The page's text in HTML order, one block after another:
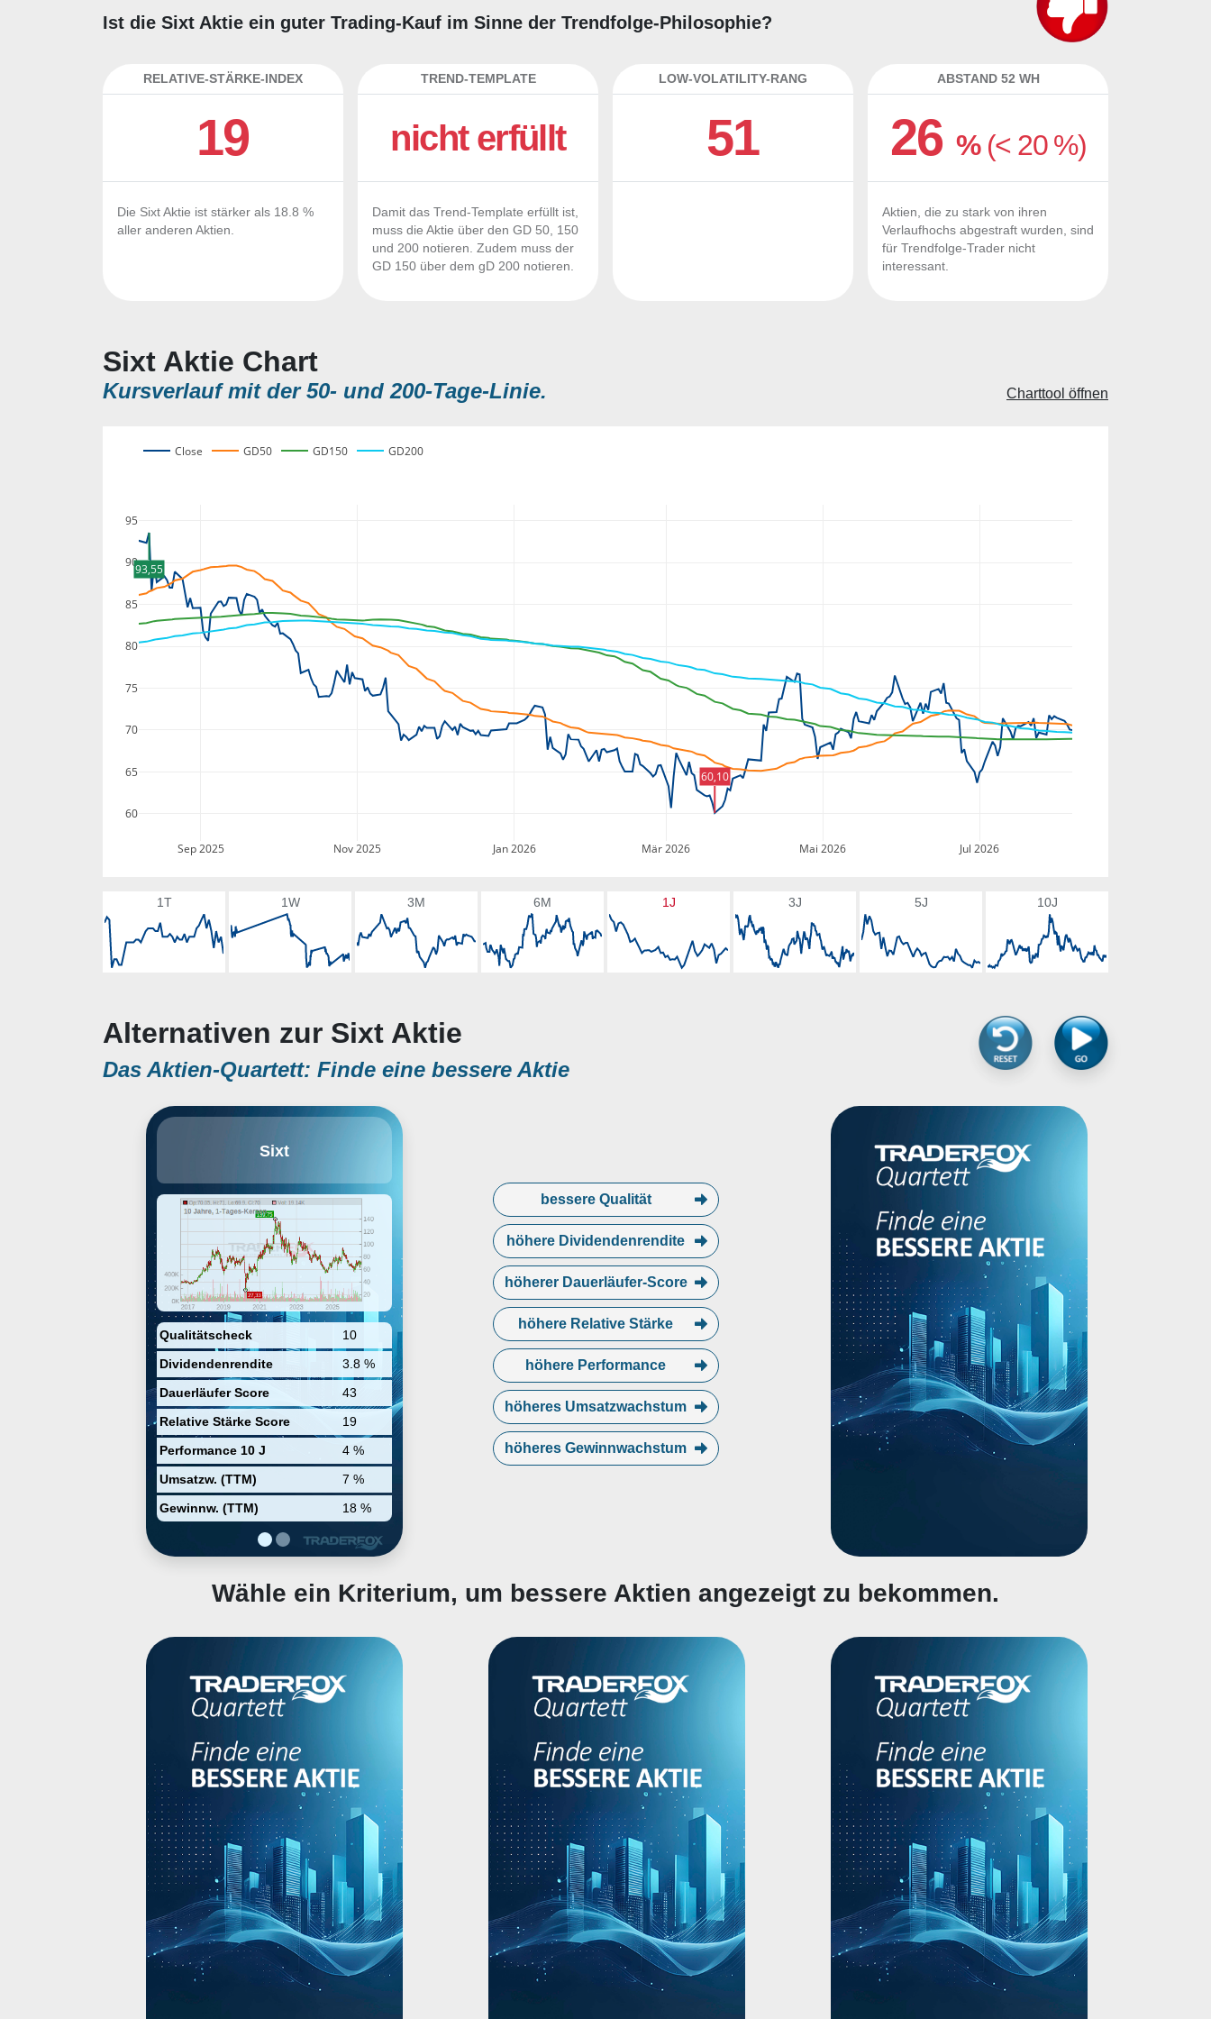
Ist die Sixt Aktie ein guter Trading-Kauf im Sinne der Trendfolge-Philosophie?
RELATIVE-STÄRKE-INDEX
19
Die Sixt Aktie ist stärker als 18.8 %
aller anderen Aktien.
TREND-TEMPLATE
nicht erfüllt
Damit das Trend-Template erfüllt ist,
muss die Aktie über den GD 50, 150
und 200 notieren. Zudem muss der
GD 150 über dem gD 200 notieren.
LOW-VOLATILITY-RANG
51
ABSTAND 52 WH
26% (< 20 %)
Aktien, die zu stark von ihren
Verlaufhochs abgestraft wurden, sind
für Trendfolge-Trader nicht
interessant.
Sixt Aktie Chart
Kursverlauf mit der 50- und 200-Tage-Linie. Charttool öffnen
Sep 2025 Nov 2025 Jan 2026 Mär 2026 Mai 2026 Jul 2026
60
65
70
75
80
85
90
95
Close GD50 GD150 GD200
93,55
60,10
1T 1W 3M 6M 1J 3J 5J 10J
Alternativen zur Sixt Aktie
Das Aktien-Quartett: Finde eine bessere Aktie
Sixt
Qualitätscheck
10
Dividendenrendite
3.8 %
Dauerläufer Score
43
Relative Stärke Score
19
Performance 10 J
4 %
Umsatzw. (TTM)
7 %
Gewinnw. (TTM)
18 %
allem in Europa und in den USA.
Personenwagen inklusiv
Geländewagen, Elektrofahrzeuge
und Luxus-Sportwagen sowie
Kastenwagen und Lastwagen. Mit
ihren SIXT rent, SIXT share, SIXT
ride und anderen bietet die Firma
Mobilitätsdienste im Bereich von
Autoverleih, Auto-sharing und
Auto-Abonnement. Diese
Produkte kann man über eine
einzige App buchen, die auch
Services von Mobilitätspartnern
integriert. Geographisch handelt
sie in Deutschland, Europa,
Nordamerika und andere.
bessere Qualität
höhere Dividendenrendite
höherer Dauerläufer-Score
höhere Relative Stärke
höhere Performance
höheres Umsatzwachstum
höheres Gewinnwachstum
Wähle ein Kriterium, um bessere Aktien angezeigt zu bekommen.